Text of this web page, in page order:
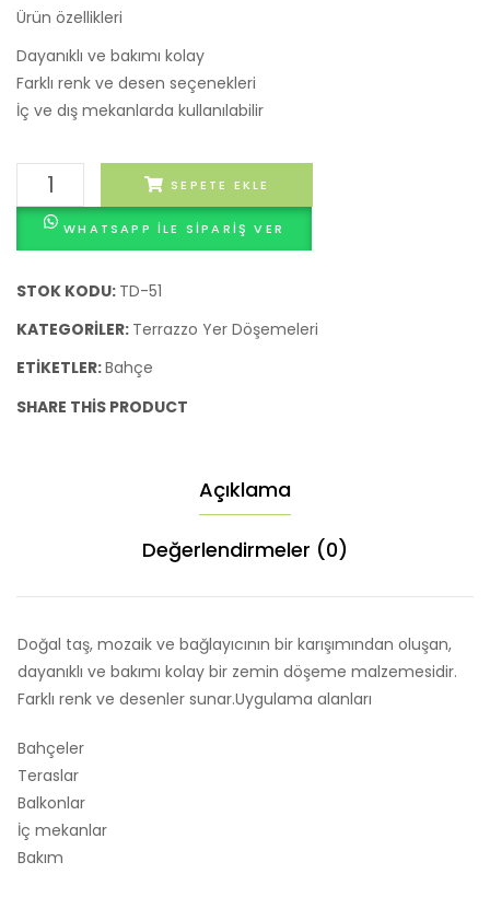
Ürün özellikleri
Dayanıklı ve bakımı kolay
Farklı renk ve desen seçenekleri
İç ve dış mekanlarda kullanılabilir
Terrazzo
Yer
Döşemesi
adet
SEPETE EKLE
WHATSAPP ILE SIPARIŞ VER
STOK KODU: TD-51
KATEGORILER: Terrazzo Yer Döşemeleri
ETIKETLER:Bahçe
SHARE THIS PRODUCT
Açıklama
Değerlendirmeler (0)
Doğal taş, mozaik ve bağlayıcının bir karışımından oluşan,
dayanıklı ve bakımı kolay bir zemin döşeme malzemesidir.
Farklı renk ve desenler sunar.Uygulama alanları
Bahçeler
Teraslar
Balkonlar
İç mekanlar
Bakım